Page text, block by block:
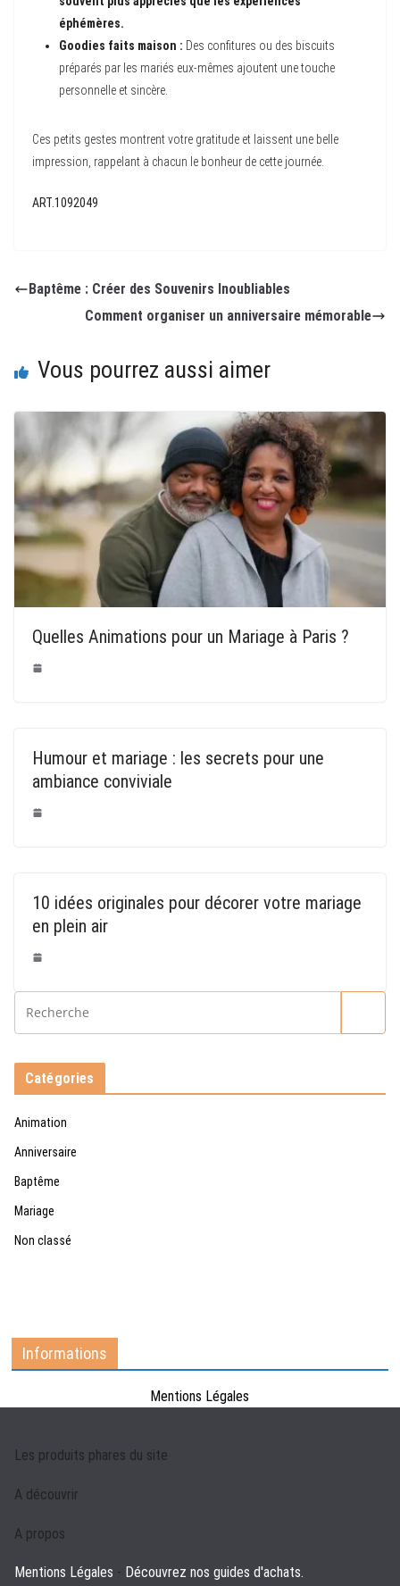
éphémères.
Goodies faits maison : Des confitures ou des biscuits
préparés par les mariés eux-mêmes ajoutent une touche
personnelle et sincère.
Ces petits gestes montrent votre gratitude et laissent une belle
impression, rappelant à chacun le bonheur de cette journée.
ART.1092049
Baptême : Créer des Souvenirs Inoubliables
Comment organiser un anniversaire mémorable
Vous pourrez aussi aimer
Quelles Animations pour un Mariage à Paris ?
Humour et mariage : les secrets pour une
ambiance conviviale
10 idées originales pour décorer votre mariage
en plein air
Catégories
Animation
Anniversaire
Baptême
Mariage
Non classé
Informations
Mentions Légales
Les produits phares du site
A découvrir
A propos
Mentions Légales - Découvrez nos guides d'achats.